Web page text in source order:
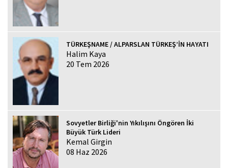
TÜRKEŞNAME / ALPARSLAN TÜRKEŞ’İN HAYATI
Halim Kaya
20 Tem 2026
Sovyetler Birliği'nin Yıkılışını Öngören İki
Büyük Türk Lideri
Kemal Girgin
08 Haz 2026